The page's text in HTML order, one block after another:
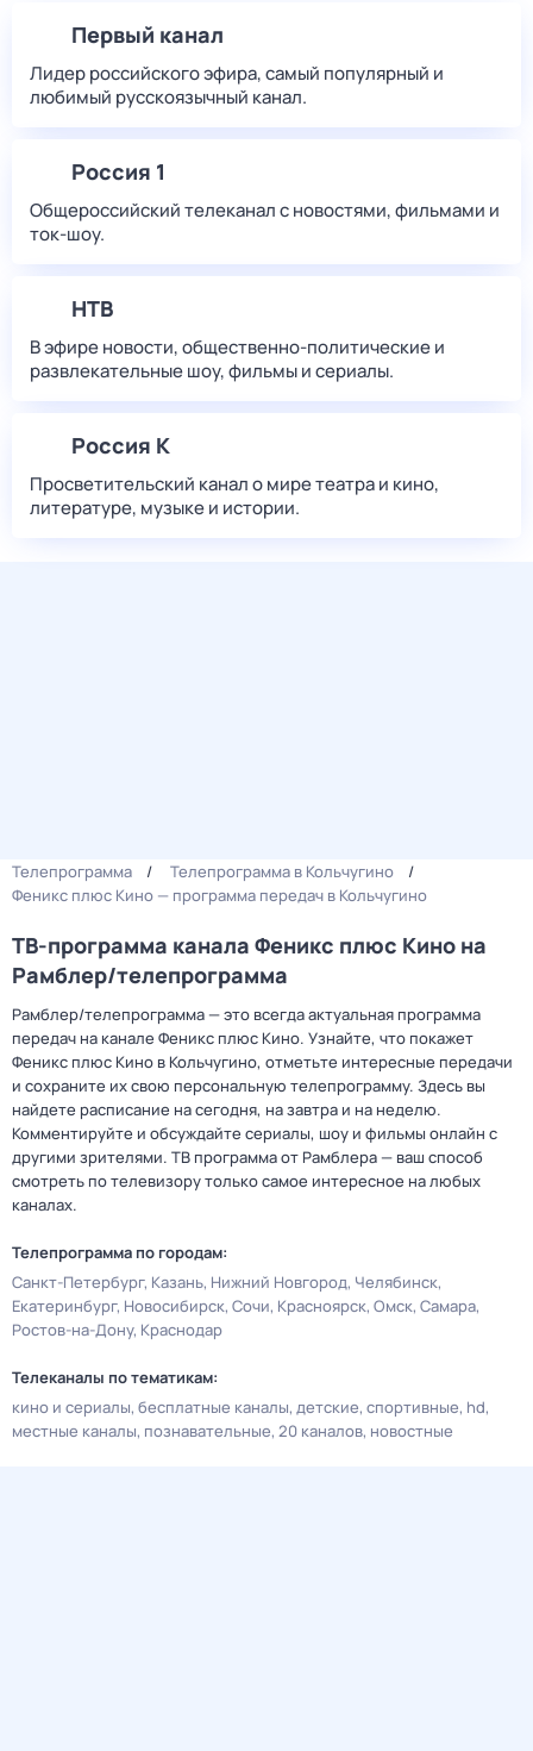
Первый канал
Лидер российского эфира, самый популярный и
любимый русскоязычный канал.
Россия 1
Общероссийский телеканал с новостями, фильмами и
ток-шоу.
НТВ
В эфире новости, общественно-политические и
развлекательные шоу, фильмы и сериалы.
Россия К
Просветительский канал о мире театра и кино,
литературе, музыке и истории.
Телепрограмма
Телепрограмма в Кольчугино
Феникс плюс Кино — программа передач в Кольчугино
ТВ-программа канала Феникс плюс Кино на
Рамблер/телепрограмма
Рамблер/телепрограмма — это всегда актуальная программа
передач на канале Феникс плюс Кино. Узнайте, что покажет
Феникс плюс Кино в Кольчугино, отметьте интересные передачи
и сохраните их свою персональную телепрограмму. Здесь вы
найдете расписание на сегодня, на завтра и на неделю.
Комментируйте и обсуждайте сериалы, шоу и фильмы онлайн с
другими зрителями. ТВ программа от Рамблера — ваш способ
смотреть по телевизору только самое интересное на любых
каналах.
Телепрограмма по городам:
Санкт-Петербург Казань Нижний Новгород Челябинск
Екатеринбург Новосибирск Сочи Красноярск Омск Самара
Ростов-на-Дону Краснодар
Телеканалы по тематикам:
кино и сериалы бесплатные каналы детские спортивные hd
местные каналы познавательные 20 каналов новостные